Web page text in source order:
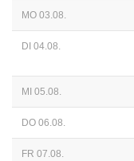
MO 03.08.
DI 04.08.
MI 05.08.
DO 06.08.
FR 07.08.